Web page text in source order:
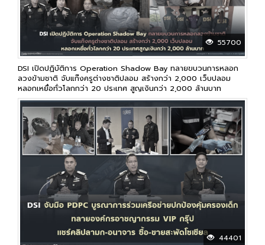
55700
DSI เปิดปฏิบัติการ Operation Shadow Bay ทลายขบวนการหลอก
ลวงข้ามชาติ จับแก๊งครูต่างชาติปลอม สร้างกว่า 2,000 เว็บปลอม
หลอกเหยื่อทั่วโลกกว่า 20 ประเทศ สูญเงินกว่า 2,000 ล้านบาท
44401